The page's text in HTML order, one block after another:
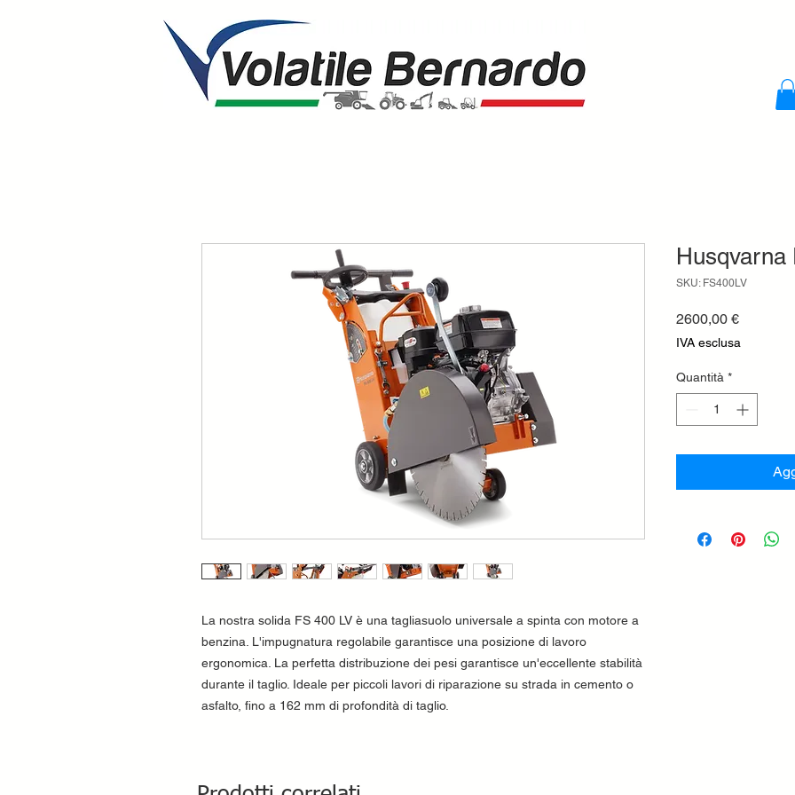
La nostra solida FS 400 LV è una tagliasuolo universale a spinta con motore a
benzina. L'impugnatura regolabile garantisce una posizione di lavoro
ergonomica. La perfetta distribuzione dei pesi garantisce un'eccellente stabilità
durante il taglio. Ideale per piccoli lavori di riparazione su strada in cemento o
asfalto, fino a 162 mm di profondità di taglio.
Husqvarna
SKU: FS400LV
2600,00 €Prezzo
IVA esclusa
Quantità *